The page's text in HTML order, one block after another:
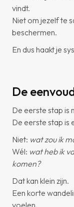
vindt.
Niet om jezelf te
beschermen.
En dus haakt je
De
De eerste stap is
De eerste stap is
Niet: wat zou ik
Wél: wat heb ik
komen?
Dat kan klein zijn.
Een korte
voelen.